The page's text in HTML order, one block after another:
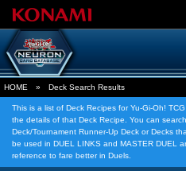
HOME » Deck Search Results
This is a list of Deck Recipes for Yu-Gi-Oh!
the details of that Deck Recipe. You can
Deck/Tournament Runner-Up Deck or Decks
be used in DUEL LINKS and MASTER DUEL
reference to fare better in Duels.